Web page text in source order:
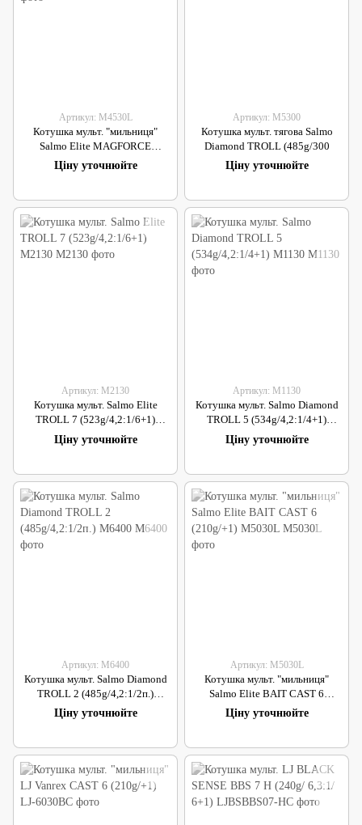
Артикул: M4530L
Котушка мульт. "мильниця"
Salmo Elite MAGFORCE
(210g/+1) M4530L
Ціну уточнюйте
Артикул: M5300
Котушка мульт. тягова Salmo
Diamond TROLL (485g/300
Ціну уточнюйте
Артикул: M2130
Котушка мульт. Salmo Elite
TROLL 7 (523g/4,2:1/6+1)
Ціну уточнюйте
Артикул: M1130
Котушка мульт. Salmo Diamond
TROLL 5 (534g/4,2:1/4+1)
Ціну уточнюйте
Артикул: M6400
Котушка мульт. Salmo Diamond
TROLL 2 (485g/4,2:1/2п.)
Ціну уточнюйте
Артикул: M5030L
Котушка мульт. "мильниця"
Salmo Elite BAIT CAST 6
(210g/+1) M5030L
Ціну уточнюйте